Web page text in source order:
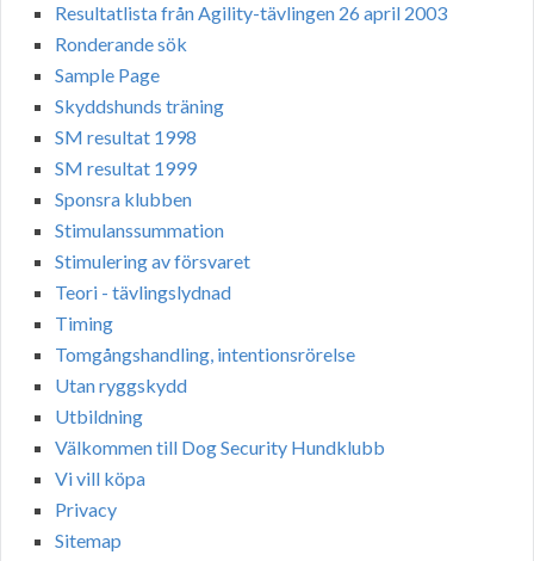
Resultatlista från Agility-tävlingen 26 april 2003
Ronderande sök
Sample Page
Skyddshunds träning
SM resultat 1998
SM resultat 1999
Sponsra klubben
Stimulanssummation
Stimulering av försvaret
Teori - tävlingslydnad
Timing
Tomgångshandling, intentionsrörelse
Utan ryggskydd
Utbildning
Välkommen till Dog Security Hundklubb
Vi vill köpa
Privacy
Sitemap